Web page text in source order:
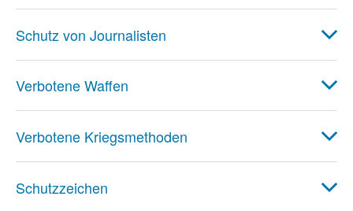
Schutz von Journalisten
Verbotene Waffen
Verbotene Kriegsmethoden
Schutzzeichen